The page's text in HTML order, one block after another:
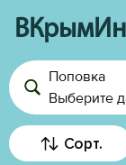
Войти
Поповка
Выберите
Сорт.